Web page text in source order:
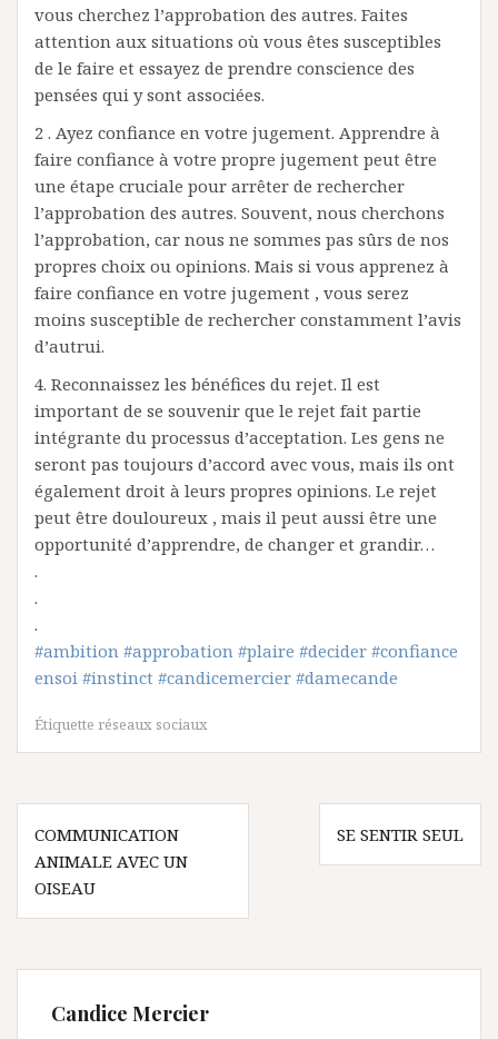
vous cherchez l’approbation des autres. Faites
attention aux situations où vous êtes susceptibles
de le faire et essayez de prendre conscience des
pensées qui y sont associées.
2 . Ayez confiance en votre jugement. Apprendre à
faire confiance à votre propre jugement peut être
une étape cruciale pour arrêter de rechercher
l’approbation des autres. Souvent, nous cherchons
l’approbation, car nous ne sommes pas sûrs de nos
propres choix ou opinions. Mais si vous apprenez à
faire confiance en votre jugement , vous serez
moins susceptible de rechercher constamment l’avis
d’autrui.
4. Reconnaissez les bénéfices du rejet. Il est
important de se souvenir que le rejet fait partie
intégrante du processus d’acceptation. Les gens ne
seront pas toujours d’accord avec vous, mais ils ont
également droit à leurs propres opinions. Le rejet
peut être douloureux , mais il peut aussi être une
opportunité d’apprendre, de changer et grandir…
.
.
.
#ambition #approbation #plaire #decider #confiance
ensoi #instinct #candicemercier #damecande
Étiquette réseaux sociaux
Navigation
de
l’article
COMMUNICATION
ANIMALE AVEC UN
OISEAU
SE SENTIR SEUL
Candice Mercier